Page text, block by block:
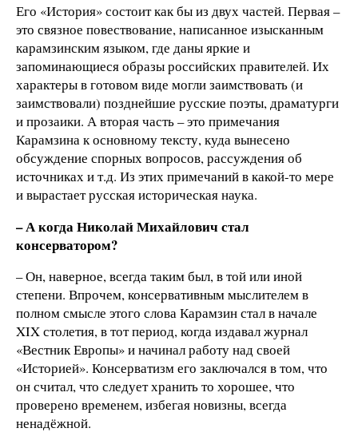
Его «История» состоит как бы из двух частей. Первая –
это связное повествование, написанное изысканным
карамзинским языком, где даны яркие и
запоминающиеся образы российских правителей. Их
характеры в готовом виде могли заимствовать (и
заимствовали) позднейшие русские поэты, драматурги
и прозаики. А вторая часть – это примечания
Карамзина к основному тексту, куда вынесено
обсуждение спорных вопросов, рассуждения об
источниках и т.д. Из этих примечаний в какой-то мере
и вырастает русская историческая наука.
– А когда Николай Михайлович стал
консерватором?
– Он, наверное, всегда таким был, в той или иной
степени. Впрочем, консервативным мыслителем в
полном смысле этого слова Карамзин стал в начале
XIX столетия, в тот период, когда издавал журнал
«Вестник Европы» и начинал работу над своей
«Историей». Консерватизм его заключался в том, что
он считал, что следует хранить то хорошее, что
проверено временем, избегая новизны, всегда
ненадёжной.